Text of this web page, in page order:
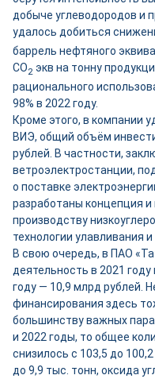
добыче углеводородов и
удалось добиться
баррель нефтяного
СО2 экв на тонну
рационального
98% в 2022 году.
Кроме этого, в компании
ВИЭ, общий объём
рублей. В частности,
ветроэлектростанции,
о поставке
разработаны концепция
производству
технологии улавливания и
В свою очередь, в ПАО
деятельность в 2021
году — 10,9 млрд рублей.
финансирования здесь
большинству важных
и 2022 годы, то общее
снизилось с 103,5 до
до 9,9 тыс. тонн, оксида